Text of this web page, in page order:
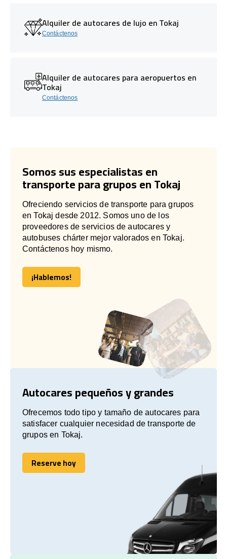
Alquiler de autocares de lujo en Tokaj
Contáctenos
Alquiler de autocares para aeropuertos en
Tokaj
Contáctenos
Somos sus especialistas en
transporte para grupos en Tokaj
Ofreciendo servicios de transporte para grupos
en Tokaj desde 2012. Somos uno de los
proveedores de servicios de autocares y
autobuses chárter mejor valorados en Tokaj.
Contáctenos hoy mismo.
¡Hablemos!
¡Hablemos!
Autocares pequeños y grandes
Ofrecemos todo tipo y tamaño de autocares para
satisfacer cualquier necesidad de transporte de
grupos en Tokaj.
Reserve hoy
Reserve hoy